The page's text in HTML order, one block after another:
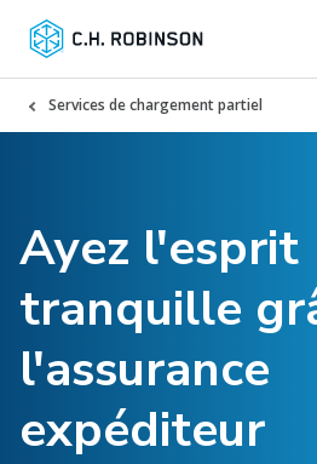
Services de chargement partiel
Ayez l'esprit
tranquille
l'assurance
expéditeur